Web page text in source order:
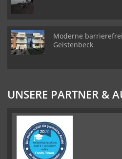
Moderne
Geistenbeck
UNSERE PARTNER &